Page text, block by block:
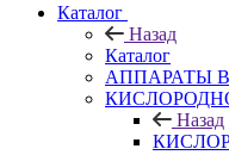
Каталог
Назад
Каталог
АППАРАТЫ
Назад